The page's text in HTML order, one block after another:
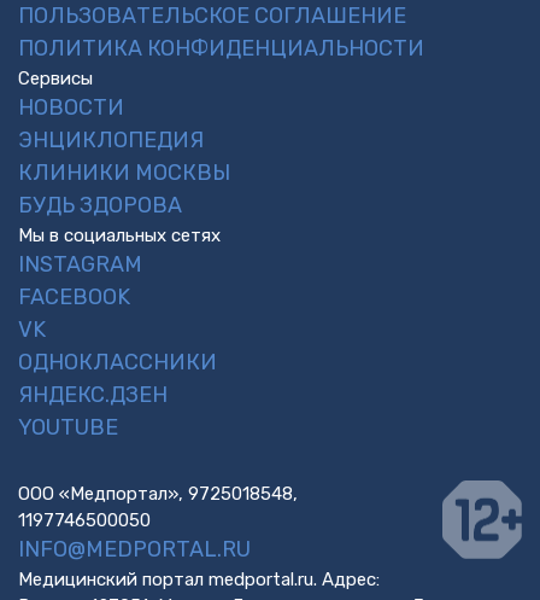
ПОЛЬЗОВАТЕЛЬСКОЕ СОГЛАШЕНИЕ
ПОЛИТИКА КОНФИДЕНЦИАЛЬНОСТИ
Сервисы
НОВОСТИ
ЭНЦИКЛОПЕДИЯ
КЛИНИКИ МОСКВЫ
БУДЬ ЗДОРОВА
Мы в социальных сетях
INSTAGRAM
FACEBOOK
VK
ОДНОКЛАССНИКИ
ЯНДЕКС.ДЗЕН
YOUTUBE
ООО «Медпортал», 9725018548,
1197746500050
INFO@MEDPORTAL.RU
Медицинский портал medportal.ru. Адрес: